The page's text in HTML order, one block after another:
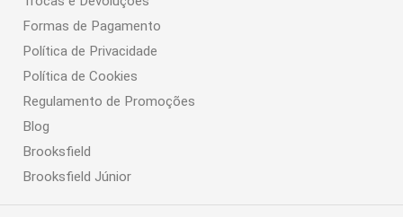
Formas de Pagamento
Política de Privacidade
Política de Cookies
Regulamento de Promoções
Blog
Brooksfield
Brooksfield Júnior